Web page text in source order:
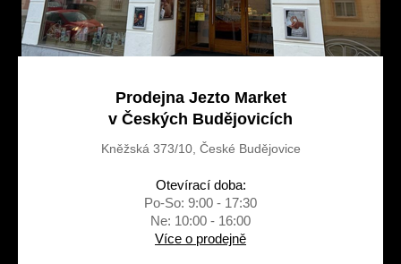
Prodejna Jezto Market
v Českých Budějovicích
Kněžská 373/10, České Budějovice
Otevírací doba:
Po-So: 9:00 - 17:30
Ne: 10:00 - 16:00
Více o prodejně